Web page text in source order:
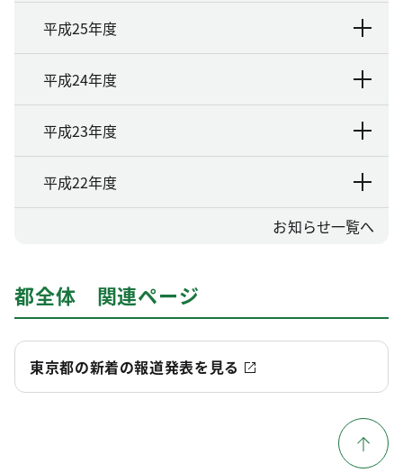
平成25年度
平成24年度
平成23年度
平成22年度
お知らせ一覧へ
都全体 関連ページ
東京都の新着の報道発表を見る